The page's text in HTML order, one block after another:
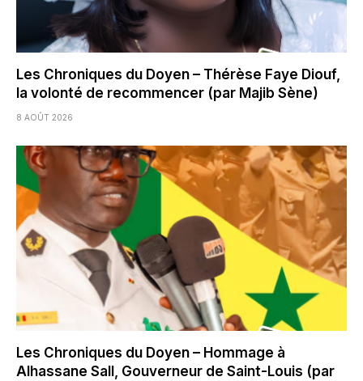
Les Chroniques du Doyen – Thérèse Faye Diouf,
la volonté de recommencer (par Majib Sène)
8 AOÛT 2026
Les Chroniques du Doyen – Hommage à
Alhassane Sall, Gouverneur de Saint-Louis (par